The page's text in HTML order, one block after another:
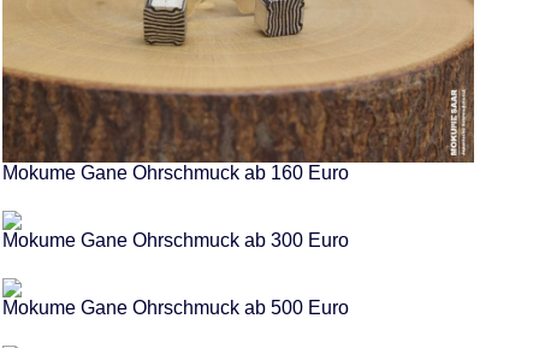
Mokume Gane Ohrschmuck ab 160 Euro
Mokume Gane Ohrschmuck ab 300 Euro
Mokume Gane Ohrschmuck ab 500 Euro